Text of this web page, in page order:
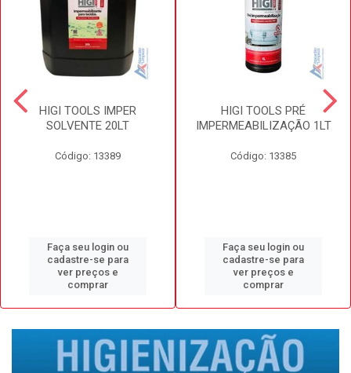
HIGI TOOLS IMPER
SOLVENTE 20LT
Código: 13389
Faça seu login ou
cadastre-se para
ver preços e
comprar
HIGI TOOLS PRÉ
IMPERMEABILIZAÇÃO 1LT
Código: 13385
Faça seu login ou
cadastre-se para
ver preços e
comprar